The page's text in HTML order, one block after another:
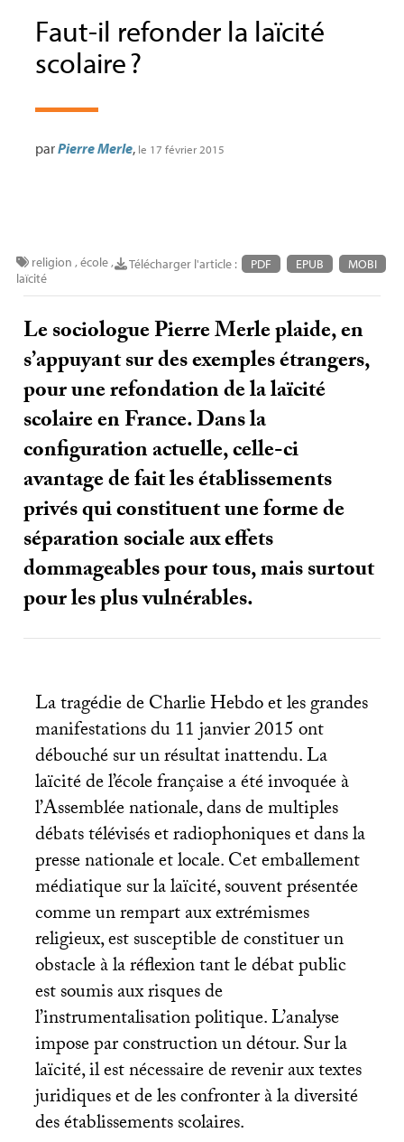
Faut-il refonder la laïcité
scolaire?
parPierre Merle, le 17 février 2015
Télécharger l'article : PDF EPUB MOBI
religion ,école,
laïcité
Le sociologue Pierre Merle plaide, en
s’appuyant sur des exemples étrangers,
pour une refondation de la laïcité
scolaire en France. Dans la
configuration actuelle, celle-ci
avantage de fait les établissements
privés qui constituent une forme de
séparation sociale aux effets
dommageables pour tous, mais surtout
pour les plus vulnérables.
La tragédie de Charlie Hebdo et les grandes
manifestations du 11 janvier 2015 ont
débouché sur un résultat inattendu. La
laïcité de l’école française a été invoquée à
l’Assemblée nationale, dans de multiples
débats télévisés et radiophoniques et dans la
presse nationale et locale. Cet emballement
médiatique sur la laïcité, souvent présentée
comme un rempart aux extrémismes
religieux, est susceptible de constituer un
obstacle à la réflexion tant le débat public
est soumis aux risques de
l’instrumentalisation politique. L’analyse
impose par construction un détour. Sur la
laïcité, il est nécessaire de revenir aux textes
juridiques et de les confronter à la diversité
des établissements scolaires.